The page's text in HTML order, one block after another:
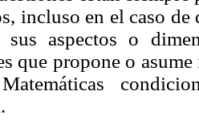
incluso en el caso de
aspectos o
que propone o